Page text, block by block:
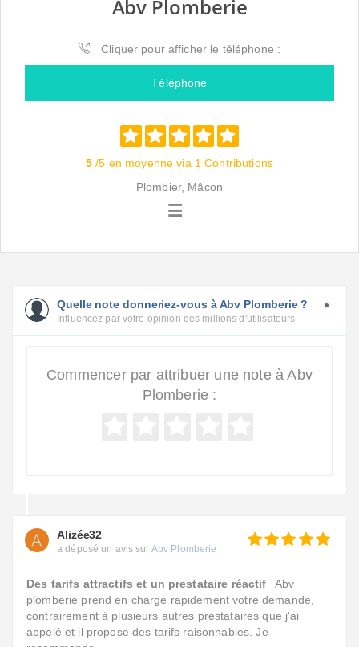
Abv Plomberie
Cliquer pour afficher le téléphone :
Téléphone
5 /5 en moyenne via 1 Contributions
Plombier, Mâcon
Quelle note donneriez-vous à Abv Plomberie ?
Influencez par votre opinion des millions d'utilisateurs
Commencer par attribuer une note à Abv
Plomberie :
Alizée32
a déposé un avis sur Abv Plomberie
Des tarifs attractifs et un prestataire réactif
Abv
plomberie prend en charge rapidement votre demande,
contrairement à plusieurs autres prestataires que j'ai
appelé et il propose des tarifs raisonnables. Je